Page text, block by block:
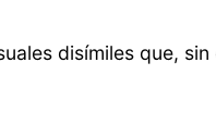
disímiles que,